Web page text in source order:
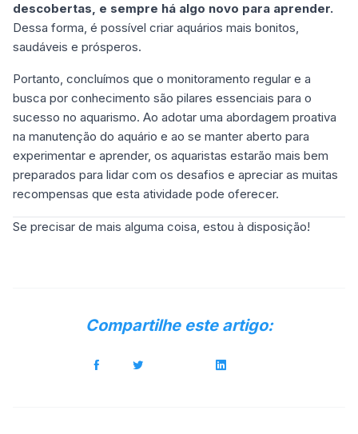
descobertas, e sempre há algo novo para aprender.
Dessa forma, é possível criar aquários mais bonitos,
saudáveis e prósperos.
Portanto, concluímos que o monitoramento regular e a
busca por conhecimento são pilares essenciais para o
sucesso no aquarismo. Ao adotar uma abordagem proativa
na manutenção do aquário e ao se manter aberto para
experimentar e aprender, os aquaristas estarão mais bem
preparados para lidar com os desafios e apreciar as muitas
recompensas que esta atividade pode oferecer.
Se precisar de mais alguma coisa, estou à disposição!
Compartilhe este artigo: